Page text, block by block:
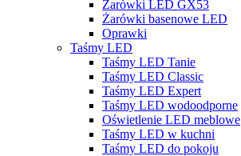
Żarówki LED GX53
Żarówki basenowe LED
Oprawki
Taśmy LED
Taśmy LED Tanie
Taśmy LED Classic
Taśmy LED Expert
Taśmy LED wodoodporne
Oświetlenie LED meblowe
Taśmy LED w kuchni
Taśmy LED do pokoju